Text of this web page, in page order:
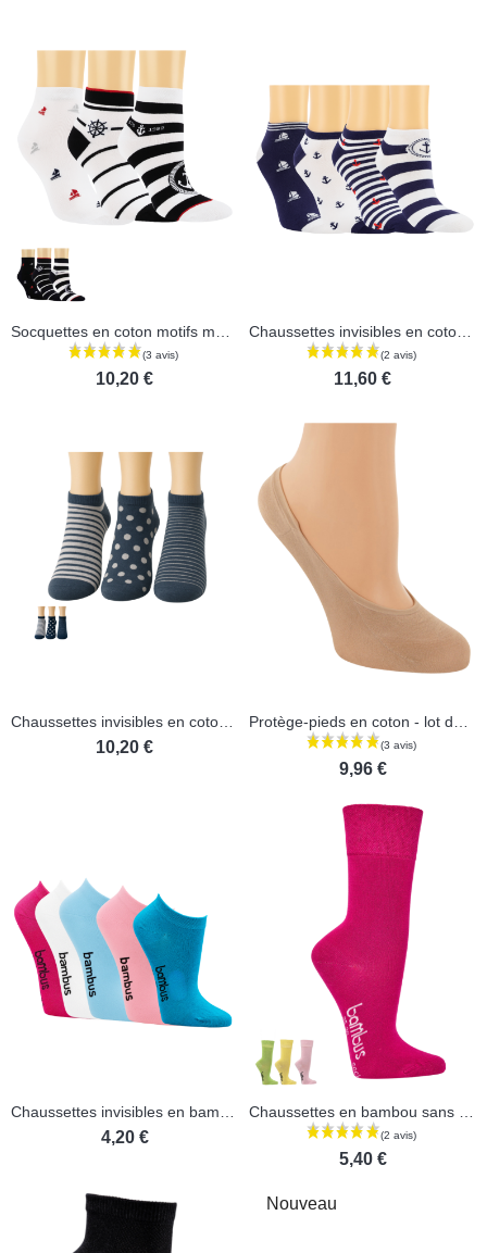
Socquettes en coton motifs marin - Lot de 3 paires
10,20 €
Chaussettes invisibles en coton- Lot de 3 paires
11,60 €
10,20 €
9,96 €
4,20 €
5,40 €
Nouveau